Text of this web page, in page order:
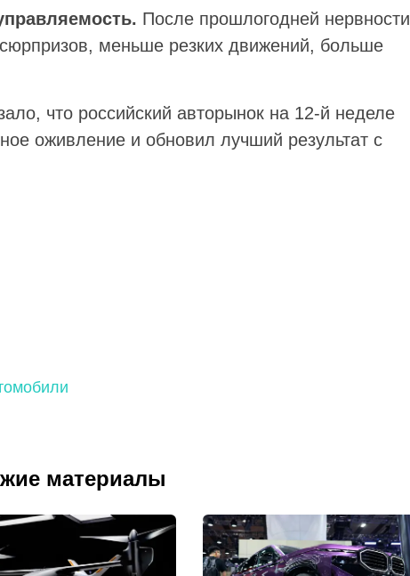
После прошлогодней нервности
меньше резких движений, больше
что российский авторынок на 12-й неделе
оживление и обновил лучший результат с
материалы